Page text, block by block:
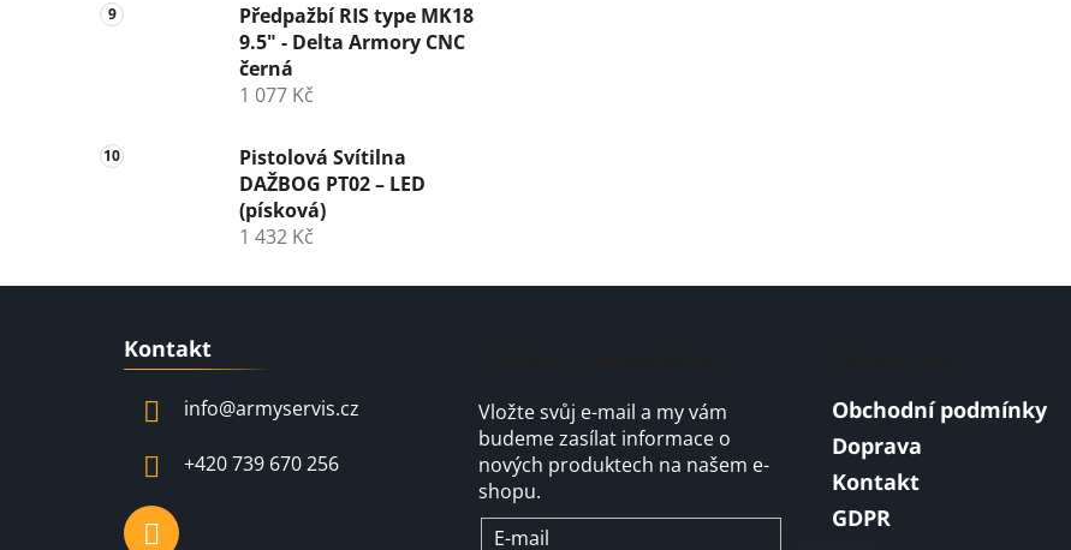
Předpažbí RIS type MK18
9.5" - Delta Armory CNC
černá
1 077 Kč
Pistolová Svítilna
DAŽBOG PT02 – LED
(písková)
1 432 Kč
Kontakt
info@armyservis.cz
+420 739 670 256
Vložte svůj e-mail a my vám
budeme zasílat informace o
nových produktech na našem e-
shopu.
E-mail
Obchodní podmínky
Doprava
Kontakt
GDPR